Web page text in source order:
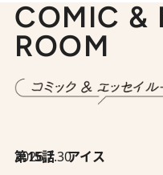
COMIC &
ROOM
2026.7.30
第15話 アイス